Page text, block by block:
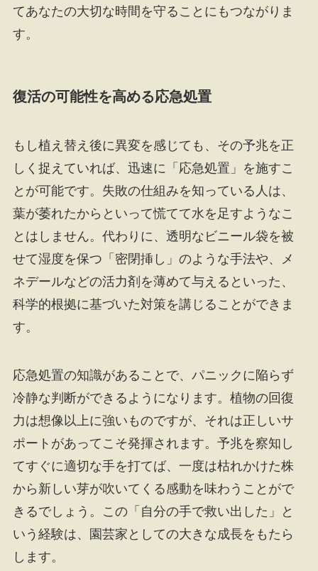
てあなたの大切な時間を守ることにもつながりま
す。
復活の可能性を高める応急処置
もし植え替え後に異変を感じても、その予兆を正
しく捉えていれば、迅速に「応急処置」を施すこ
とが可能です。失敗の仕組みを知っている人は、
葉が萎れたからといって慌てて水を足すようなこ
とはしません。代わりに、透明なビニール袋を被
せて湿度を保つ「密閉挿し」のような手法や、メ
ネデールなどの活力剤を薄めて与えるといった、
科学的根拠に基づいた対策を講じることができま
す。
応急処置の知識があることで、パニックに陥らず
冷静な判断ができるようになります。植物の回復
力は想像以上に強いものですが、それは正しいサ
ポートがあってこそ発揮されます。予兆を察知し
てすぐに適切な手を打てば、一度は枯れかけた株
から新しい芽が吹いてくる感動を味わうことがで
きるでしょう。この「自分の手で救い出した」と
いう経験は、園芸家としての大きな成長をもたら
します。